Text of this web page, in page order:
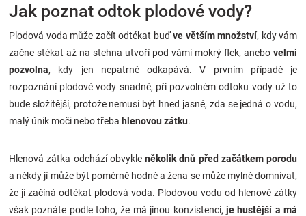
Jak poznat odtok plodové vody?
Plodová voda může začít odtékat buďve větším množství, kdy vám
začne stékat až na stehna utvoří pod vámi mokrý flek, anebo velmi
pozvolna, kdy jen nepatrně odkapává. V prvním případě je
rozpoznání plodové vody snadné, při pozvolném odtoku vody už to
bude složitější, protože nemusí být hned jasné, zda se jedná o vodu,
malý únik moči nebo třeba hlenovou zátku.
Hlenová zátka odchází obvykle několik dnů před začátkem porodu
a někdy jí může být poměrně hodně a žena se může mylně domnívat,
že jí začíná odtékat plodová voda. Plodovou vodu od hlenové zátky
však poznáte podle toho, že má jinou konzistenci, je hustější a má